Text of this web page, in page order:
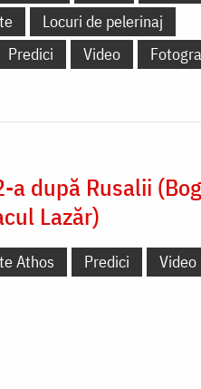
Locuri de pelerinaj
Predici Video
a după Rusalii
Lazăr)
Athos Predici Video